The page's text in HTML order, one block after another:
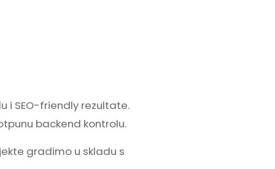
i SEO-friendly rezultate.
backend kontrolu.
gradimo u skladu s